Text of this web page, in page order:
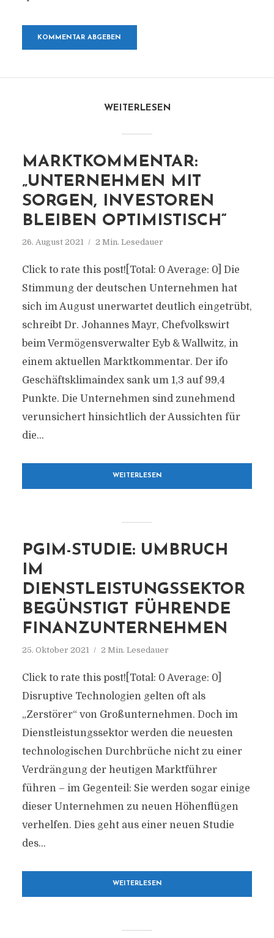
WEITERLESEN
MARKTKOMMENTAR:
„UNTERNEHMEN MIT
SORGEN, INVESTOREN
BLEIBEN OPTIMISTISCH“
26. August 2021 2 Min. Lesedauer
Click to rate this post![Total: 0 Average: 0] Die
Stimmung der deutschen Unternehmen hat
sich im August unerwartet deutlich eingetrübt,
schreibt Dr. Johannes Mayr, Chefvolkswirt
beim Vermögensverwalter Eyb & Wallwitz, in
einem aktuellen Marktkommentar. Der ifo
Geschäftsklimaindex sank um 1,3 auf 99,4
Punkte. Die Unternehmen sind zunehmend
verunsichert hinsichtlich der Aussichten für
die...
WEITERLESEN
PGIM-STUDIE: UMBRUCH
IM
DIENSTLEISTUNGSSEKTOR
BEGÜNSTIGT FÜHRENDE
FINANZUNTERNEHMEN
25. Oktober 2021 2 Min. Lesedauer
Click to rate this post![Total: 0 Average: 0]
Disruptive Technologien gelten oft als
„Zerstörer“ von Großunternehmen. Doch im
Dienstleistungssektor werden die neuesten
technologischen Durchbrüche nicht zu einer
Verdrängung der heutigen Marktführer
führen – im Gegenteil: Sie werden sogar einige
dieser Unternehmen zu neuen Höhenflügen
verhelfen. Dies geht aus einer neuen Studie
des...
WEITERLESEN